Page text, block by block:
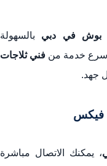
بوش في دبي بالسهولة
خدمة من فني ثلاجات
جهد.
فيكس
، يمكنك الاتصال مباشرة